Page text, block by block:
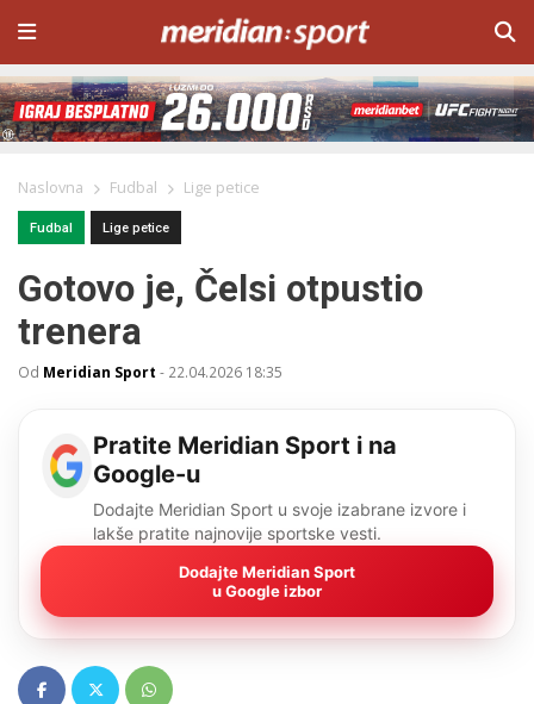
Naslovna Fudbal Lige petice
Fudbal Lige petice
Gotovo je, Čelsi otpustio
trenera
Od Meridian Sport - 22.04.2026 18:35
Pratite Meridian Sport i na
Google-u
Dodajte Meridian Sport u svoje izabrane izvore i
lakše pratite najnovije sportske vesti.
Dodajte Meridian Sport
u Google izbor